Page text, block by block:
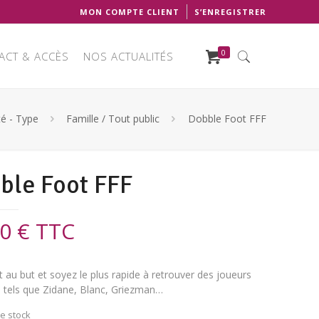
MON COMPTE CLIENT S’ENREGISTRER
& ACCÈS NOS ACTUALITÉS 0
- Type Famille / Tout public Dobble Foot FFF
Foot FFF
€ TTC
au but et soyez le plus rapide à retrouver des joueurs
tels que Zidane, Blanc, Griezman…
stock